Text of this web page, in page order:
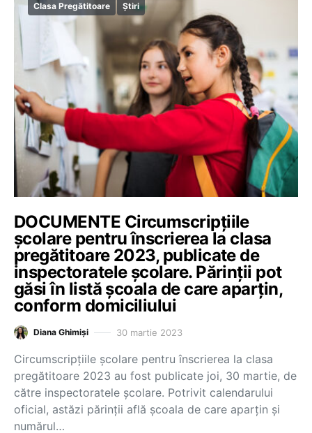
Clasa Pregătitoare Știri
DOCUMENTE Circumscripțiile
școlare pentru înscrierea la clasa
pregătitoare 2023, publicate de
inspectoratele școlare. Părinții pot
găsi în listă școala de care aparțin,
conform domiciliului
Diana Ghimiși 30 martie 2023
Circumscripțiile școlare pentru înscrierea la clasa
pregătitoare 2023 au fost publicate joi, 30 martie, de
către inspectoratele școlare. Potrivit calendarului
oficial, astăzi părinții află școala de care aparțin și
numărul…